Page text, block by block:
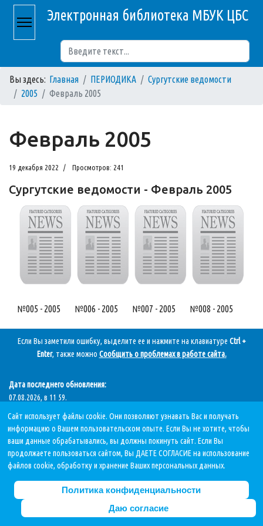
Электронная библиотека МБУК ЦБС
Вы здесь: Главная ПЕРИОДИКА
Сургутские ведомости
2005
Февраль 2005
Февраль 2005
19 декабря 2022 Просмотров: 241
Сургутские ведомости - Февраль 2005
№005 - 2005 №006 - 2005 №007 - 2005 №008 - 2005
Если Вы заметили ошибку, выделите ее и нажмите на клавиатуре Ctrl +
Enter, также можно Сообщить о проблемах в работе сайта.
Дата последнего обновления:
07.08.2026, в 11 59.
Политика в отношении обработки персональных данных
При использовании материалов сайта ссылка на источник обязательна!
Copyright © 2015-2026 Централизованная библиотечная система г.Сургута
Сайт использует файлы cookie. Они позволяют узнавать Вас и получать
информацию о Вашем пользовательском опыте. Если Вы не хотите, чтобы
ваши данные обрабатывались, вы должны покинуть сайт. Если Вы
продолжаете пользоваться сайтом, Вы ДАЕТЕ СОГЛАСИЕ на использование
файлов cookie, обработку и хранение Ваших персональных данных.
Политика конфиденциальности
Даю согласие